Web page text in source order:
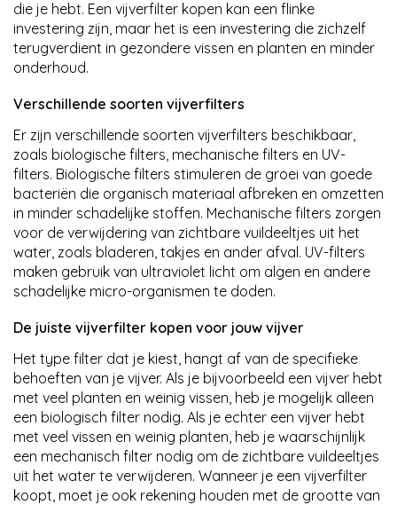
die je hebt. Een vijverfilter kopen kan een flinke
investering zijn, maar het is een investering die zichzelf
terugverdient in gezondere vissen en planten en minder
onderhoud.
Verschillende soorten vijverfilters
Er zijn verschillende soorten vijverfilters beschikbaar,
zoals biologische filters, mechanische filters en UV-
filters. Biologische filters stimuleren de groei van goede
bacteriën die organisch materiaal afbreken en omzetten
in minder schadelijke stoffen. Mechanische filters zorgen
voor de verwijdering van zichtbare vuildeeltjes uit het
water, zoals bladeren, takjes en ander afval. UV-filters
maken gebruik van ultraviolet licht om algen en andere
schadelijke micro-organismen te doden.
De juiste vijverfilter kopen voor jouw vijver
Het type filter dat je kiest, hangt af van de specifieke
behoeften van je vijver. Als je bijvoorbeeld een vijver hebt
met veel planten en weinig vissen, heb je mogelijk alleen
een biologisch filter nodig. Als je echter een vijver hebt
met veel vissen en weinig planten, heb je waarschijnlijk
een mechanisch filter nodig om de zichtbare vuildeeltjes
uit het water te verwijderen. Wanneer je een vijverfilter
koopt, moet je ook rekening houden met de grootte van